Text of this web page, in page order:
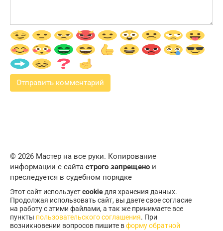
© 2026 Мастер на все руки. Копирование
информации с сайта строго запрещено и
преследуется в судебном порядке
Этот сайт используетcookieдля хранения данных.
Продолжая использовать сайт, вы даете свое согласие
на работу с этими файлами, а так же принимаете все
пункты пользовательского соглашения. При
возникновении вопросов пишите вформу обратной